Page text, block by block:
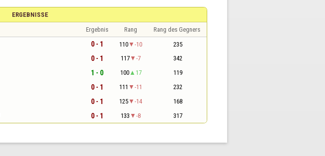
ERGEBNISSE
Ergebnis Rang
Rang des Gegners
0 - 1 110 -10
235
0 - 1 117 -7
342
1 - 0 100 17
119
0 - 1 111 -11
232
0 - 1 125 -14
168
0 - 1 133 -8 317